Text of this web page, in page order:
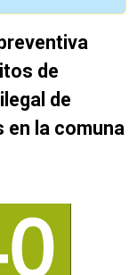
de
de
en la comuna